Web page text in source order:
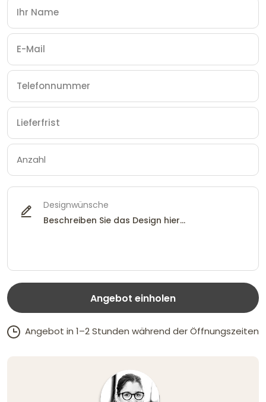
Designwünsche
Angebot einholen
Angebot in 1–2 Stunden während der Öffnungszeiten